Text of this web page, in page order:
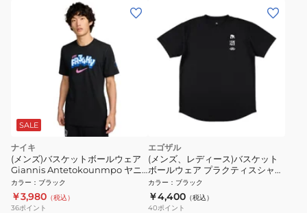
SALE
ナイキ
(メンズ)バスケットボールウェア
Giannis Antetokounmpo ヤニ
ス アデトクンボ 半袖Tシャツ
FZ8078-010
カラー ： ブラック
￥3,980 （税込）
36ポイント
エゴザル
(メンズ、レディース)バスケット
ボールウェア プラクティスシャツ
EZアイコンバック Tシャツ
EZSS26UST027C001
カラー ： ブラック
￥4,400 （税込）
40ポイント